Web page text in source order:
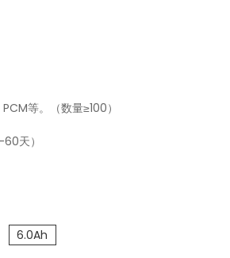
等。（数量≥100）
天）
6.0Ah